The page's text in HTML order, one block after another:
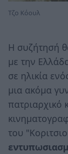
Τζο Κόουλ
Η συζήτησή
με την
σε ηλικία
μια ακόμα
πατριαρχικό
του